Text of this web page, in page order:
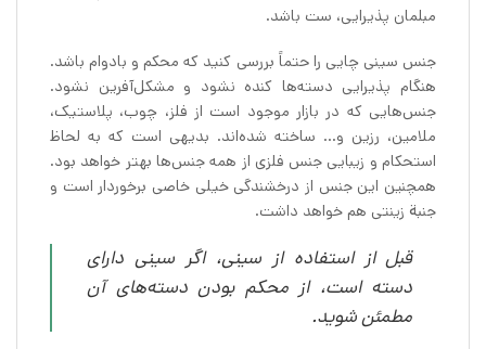
مبلمان پذیرایی، ست باشد.
جنس سینی چایی را حتماً بررسی کنید که محکم و بادوام باشد.
هنگام پذیرایی دسته‌ها کنده نشود و مشکل‌آفرین نشود.
جنس‌هایی که در بازار موجود است از فلز، چوب، پلاستیک،
ملامین، رزین و… ساخته شده‌اند. بدیهی است که به لحاظ
استحکام و زیبایی جنس فلزی از همه جنس‌ها بهتر خواهد بود.
همچنین این جنس از درخشندگی خیلی خاصی برخوردار است و
جنبة زینتی هم خواهد داشت.
قبل از استفاده از سینی، اگر سینی دارای
دسته است، از محکم بودن دسته‌های آن
مطمئن شوید.